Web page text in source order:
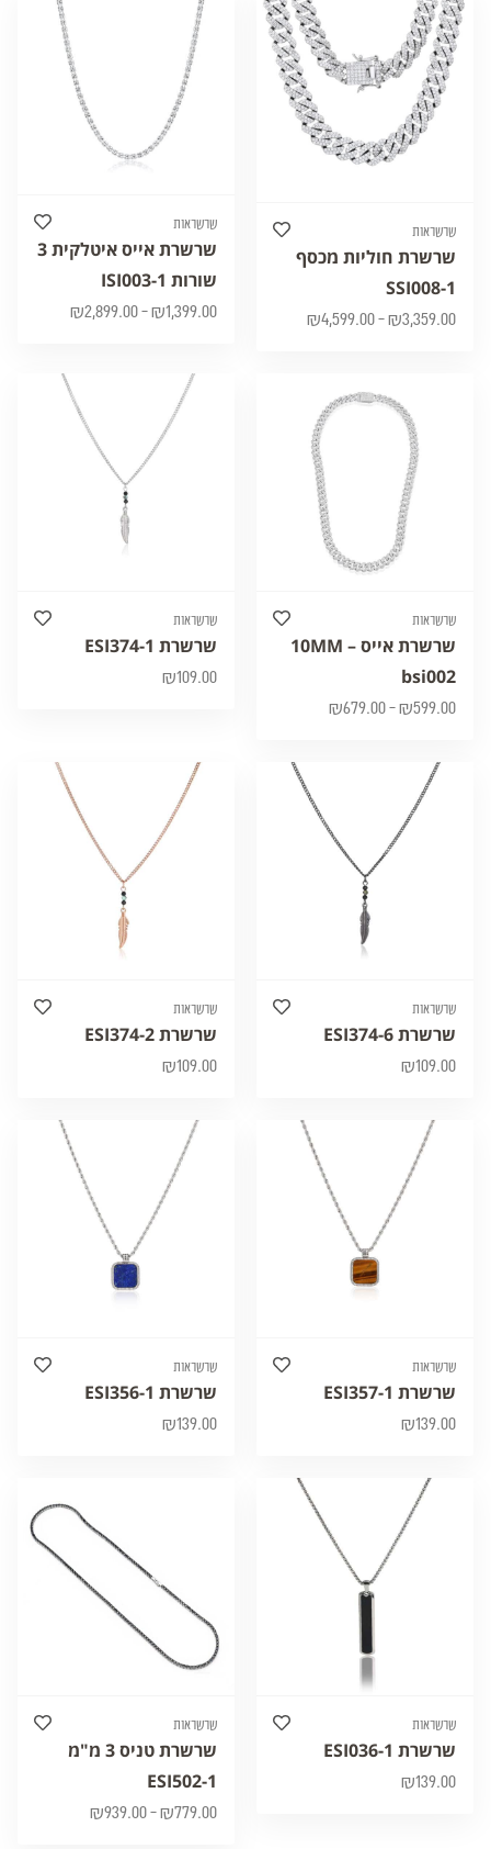
שרשראות
שרשרת חוליות מכסף
SSI008-1
₪3,359.00
–
₪4,599.00
שרשראות
שרשרת אייס איטלקית 3
שורות ISI003-1
₪1,399.00
–
₪2,899.00
שרשראות
שרשרת אייס 10MM –
bsi002
₪599.00
–
₪679.00
שרשראות
שרשרת ESI374-1
₪109.00
שרשראות
שרשרת ESI374-6
₪109.00
שרשראות
שרשרת ESI374-2
₪109.00
שרשראות
שרשרת ESI357-1
₪139.00
שרשראות
שרשרת ESI356-1
₪139.00
שרשראות
שרשרת ESI036-1
₪139.00
שרשראות
שרשרת טניס 3 מ"מ
ESI502-1
₪779.00
–
₪939.00